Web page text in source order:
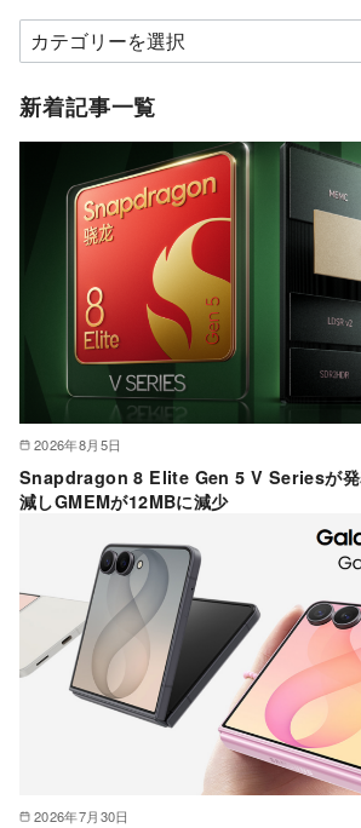
カ
テ
ゴ
新着記事一覧
2026年8月5日
Snapdragon 8 Elite Gen 5 V Seriesが発
減しGMEMが12MBに減少
2026年7月30日